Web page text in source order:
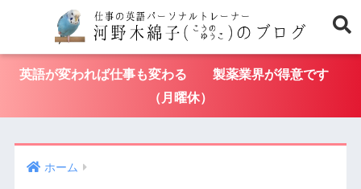
英語が変われば仕事も変わる 製薬業界が得意です
（月曜休）
ホーム